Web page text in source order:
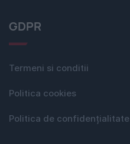
GDPR
Termeni si conditii
Politica cookies
Politica de confidențialitate